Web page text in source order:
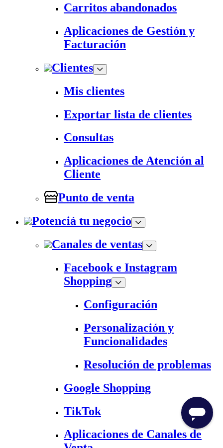
Carritos abandonados
Aplicaciones de Gestión y
Facturación
Clientes
Mis clientes
Exportar lista de clientes
Consultas
Aplicaciones de Atención al
Cliente
Punto de venta
Potenciá tu negocio
Canales de ventas
Facebook e Instagram
Shopping
Configuración
Personalización y
Funcionalidades
Resolución de problemas
Google Shopping
TikTok
Aplicaciones de Canales de